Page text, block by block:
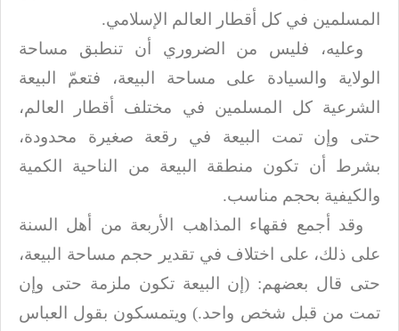
المسلمين في كل أقطار العالم الإسلامي.
وعليه، فليس من الضروري أن تنطبق مساحة
الولاية والسيادة على مساحة البيعة،
فتعمّ البيعة
الشرعية كل المسلمين في مختلف أقطار العالم،
حتى وإن تمت البيعة في
رقعة صغيرة محدودة،
بشرط أن تكون منطقة البيعة من الناحية الكمية
والكيفية بحجم مناسب.
وقد أجمع فقهاء المذاهب الأربعة من أهل السنة
على ذلك، على اختلاف في تقدير حجم مساحة البيعة،
حتى قال بعضهم: (إن البيعة تكون ملزمة حتى وإن
تمت من قبل شخص واحد.
) ويتمسكون بقول العباس